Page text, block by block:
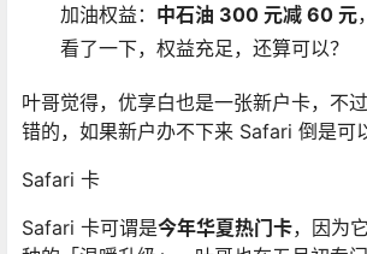
加油权益： 中石油 300 元减 60 元，
看了一下，权益充足，还算可以？
叶哥觉得，优享白也是一张新户卡，不
错的，如果新户办不下来 Safari 倒是可
Safari 卡
Safari 卡可谓是今年华夏热门卡，因为